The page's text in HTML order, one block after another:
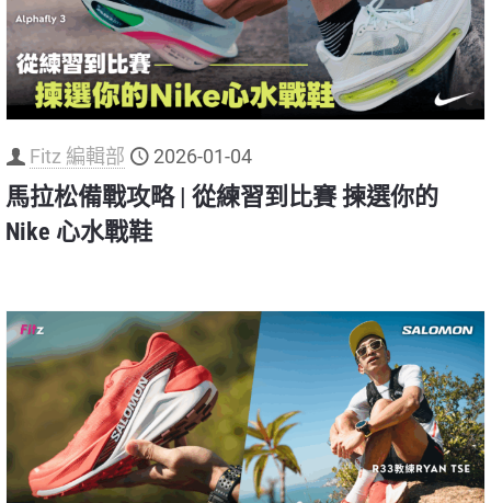
Fitz 編輯部 2026-01-04
馬拉松備戰攻略 | 從練習到比賽 揀選你的
Nike 心水戰鞋